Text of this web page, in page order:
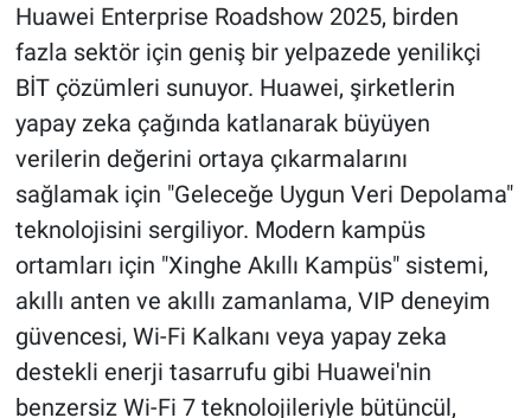
Huawei Enterprise Roadshow 2025, birden
fazla sektör için geniş bir yelpazede yenilikçi
BİT çözümleri sunuyor. Huawei, şirketlerin
yapay zeka çağında katlanarak büyüyen
verilerin değerini ortaya çıkarmalarını
sağlamak için "Geleceğe Uygun Veri Depolama"
teknolojisini sergiliyor. Modern kampüs
ortamları için "Xinghe Akıllı Kampüs" sistemi,
akıllı anten ve akıllı zamanlama, VIP deneyim
güvencesi, Wi-Fi Kalkanı veya yapay zeka
destekli enerji tasarrufu gibi Huawei'nin
benzersiz Wi-Fi 7 teknolojileriyle bütüncül,